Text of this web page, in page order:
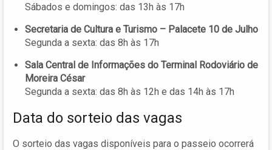
Sábados e domingos: das 13h às 17h
Secretaria de Cultura e Turismo – Palacete 10 de Julho
Segunda a sexta: das 8h às 17h
Sala Central de Informações do Terminal Rodoviário de
Moreira César
Segunda a sexta: das 8h às 12h e das 14h às 17h
Data do sorteio das vagas
O sorteio das vagas disponíveis para o passeio ocorrerá